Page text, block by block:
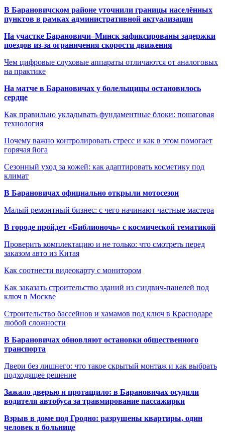
В Барановичском районе уточнили границы населённых
пунктов в рамках административной актуализации
На участке Барановичи–Минск зафиксированы задержки
поездов из-за ограничения скорости движения
Чем цифровые слуховые аппараты отличаются от аналоговых
на практике
На матче в Барановичах у болельщицы остановилось
сердце
Как правильно укладывать фундаментные блоки: пошаговая
технология
Почему важно контролировать стресс и как в этом помогает
горячая йога
Сезонный уход за кожей: как адаптировать косметику под
климат
В Барановичах официально открыли мотосезон
Малый ремонтный бизнес: с чего начинают частные мастера
В городе пройдет «Библионочь» с космической тематикой
Проверить комплектацию и не только: что смотреть перед
заказом авто из Китая
Как соотнести видеокарту с монитором
Как заказать строительство зданий из сэндвич-панелей под
ключ в Москве
Строительство бассейнов и хамамов под ключ в Краснодаре
любой сложности
В Барановичах обновляют остановки общественного
транспорта
Двери без лишнего: что такое скрытый монтаж и как выбрать
подходящее решение
Зажало дверью и протащило: в Барановичах осудили
водителя автобуса за травмирование пассажирки
Взрыв в доме под Гродно: разрушены квартиры, один
человек в больнице